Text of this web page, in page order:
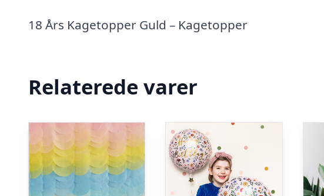
18 Års Kagetopper Guld – Kagetopper
Relaterede varer